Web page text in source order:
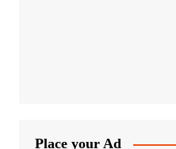
Place your Ad